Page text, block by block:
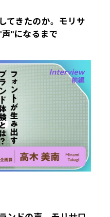
てきたのか。モリサ
"になるまで